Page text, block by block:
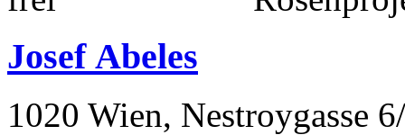
Josef Abeles
1020 Wien, Nestroygasse